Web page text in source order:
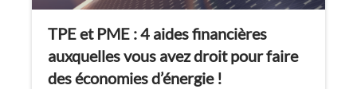
TPE et PME : 4 aides financières
auxquelles vous avez droit pour faire
des économies d’énergie !